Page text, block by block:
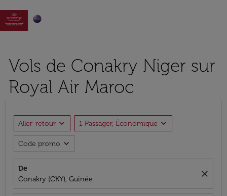

Vols de Conakry Niger sur
Royal Air Maroc
Aller-retour expand_more 1 Passager, Économique expand_more
Code promo expand_more
De
Conakry (CKY), Guinée
close